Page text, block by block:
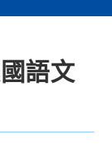
語文